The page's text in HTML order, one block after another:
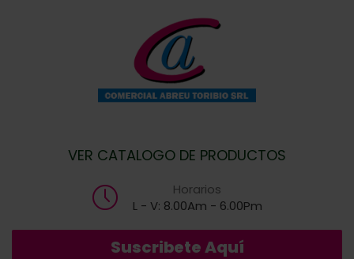
VER CATALOGO DE PRODUCTOS
Horarios
L - V: 8.00Am - 6.00Pm
Suscribete Aquí